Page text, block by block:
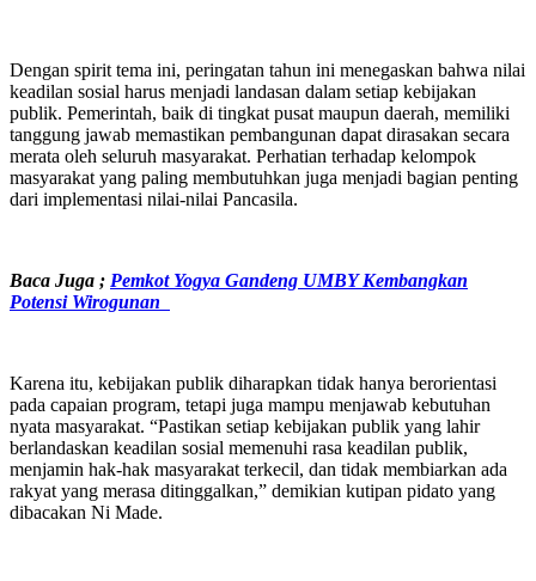
Dengan spirit tema ini, peringatan tahun ini menegaskan bahwa nilai
keadilan sosial harus menjadi landasan dalam setiap kebijakan
publik. Pemerintah, baik di tingkat pusat maupun daerah, memiliki
tanggung jawab memastikan pembangunan dapat dirasakan secara
merata oleh seluruh masyarakat. Perhatian terhadap kelompok
masyarakat yang paling membutuhkan juga menjadi bagian penting
dari implementasi nilai-nilai Pancasila.
Baca Juga ; Pemkot Yogya Gandeng UMBY Kembangkan
Potensi Wirogunan
Karena itu, kebijakan publik diharapkan tidak hanya berorientasi
pada capaian program, tetapi juga mampu menjawab kebutuhan
nyata masyarakat. “Pastikan setiap kebijakan publik yang lahir
berlandaskan keadilan sosial memenuhi rasa keadilan publik,
menjamin hak-hak masyarakat terkecil, dan tidak membiarkan ada
rakyat yang merasa ditinggalkan,” demikian kutipan pidato yang
dibacakan Ni Made.